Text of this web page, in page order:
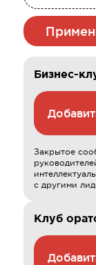
Бизнес-
Закрытое
с другими
Клуб